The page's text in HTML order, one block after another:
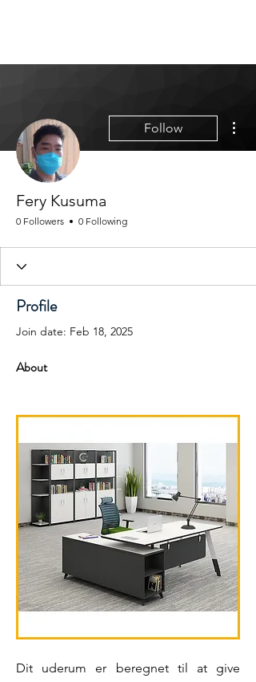
Follow
Fery Kusuma
0 Followers 0 Following
Profile
Join date: Feb 18, 2025
About
Dit uderum er beregnet til at give